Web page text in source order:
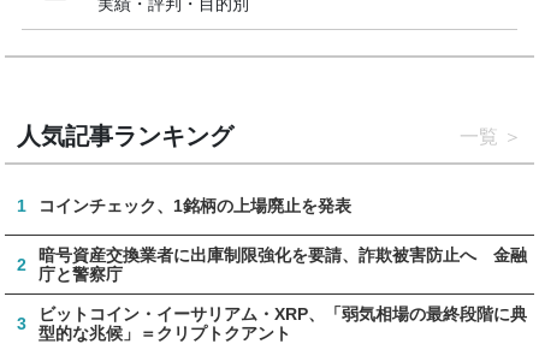
人気記事ランキング 一覧
1 コインチェック、1銘柄の上場廃止を発表
2
暗号資産交換業者に出庫制限強化を要請、詐欺被害防止へ 金融
庁と警察庁
3
ビットコイン・イーサリアム・XRP、「弱気相場の最終段階に典
型的な兆候」＝クリプトクアント